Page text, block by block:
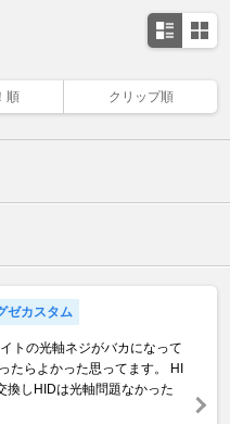
順 クリップ順
ゼカスタム
トの光軸ネジがバカになって
たらよかった思ってます。 HI
換しHIDは光軸問題なかった